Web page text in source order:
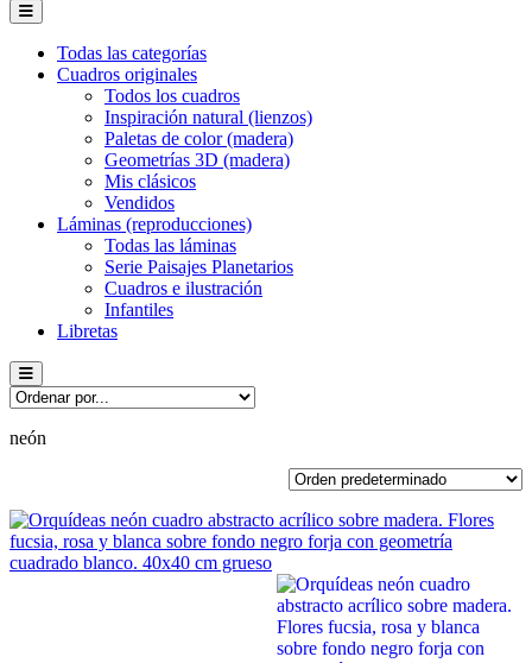
Menú conmutador hamburguesa
Todas las categorías
Cuadros originales
Todos los cuadros
Inspiración natural (lienzos)
Paletas de color (madera)
Geometrías 3D (madera)
Mis clásicos
Vendidos
Láminas (reproducciones)
Todas las láminas
Serie Paisajes Planetarios
Cuadros e ilustración
Infantiles
Libretas
Menú conmutador hamburguesa
neón